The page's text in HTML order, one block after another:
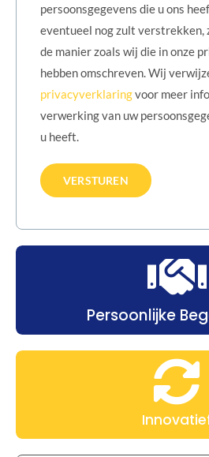
persoonsgegevens die u ons
eventueel nog zult verstrekken,
de manier zoals wij die in onze
hebben omschreven. Wij
privacyverklaringvoor meer
verwerking van uw
u heeft.
Persoonlijke